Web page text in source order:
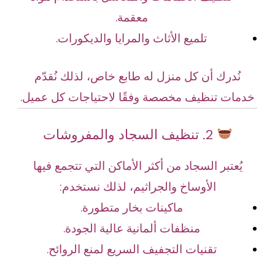
معقمة.
تلميع الأثاث والمرايا والديكورات.
نُدرك أن كل منزل له طابع خاص، لذلك نُقدّم
خدمات تنظيف مخصصة وفقًا لاحتياجات كل عميل.
يُعتبر السجاد من أكثر الأماكن التي تتجمع فيها
الأوساخ والجراثيم، لذلك نستخدم:
ماكينات بخار متطورة.
منظفات ألمانية عالية الجودة.
تقنيات التجفيف السريع لمنع الروائح.